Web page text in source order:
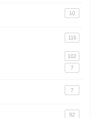
10
116
102
7
7
92